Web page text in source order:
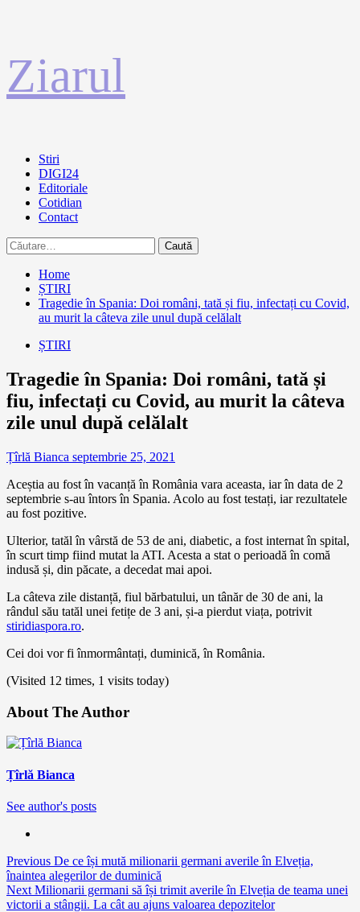
la
conținut
Ziarul
Primary
Menu
Stiri
DIGI24
Editoriale
Cotidian
Contact
Caută
după:
Home
ȘTIRI
Tragedie în Spania: Doi români, tată și fiu, infectați cu Covid,
au murit la câteva zile unul după celălalt
ȘTIRI
Tragedie în Spania: Doi români, tată și
fiu, infectați cu Covid, au murit la câteva
zile unul după celălalt
Țîrlă Bianca septembrie 25, 2021
Aceștia au fost în vacanță în România vara aceasta, iar în data de 2
septembrie s-au întors în Spania. Acolo au fost testați, iar rezultatele
au fost pozitive.
Ulterior, tatăl în vârstă de 53 de ani, diabetic, a fost internat în spital,
în scurt timp fiind mutat la ATI. Acesta a stat o perioadă în comă
indusă și, din păcate, a decedat mai apoi.
La câteva zile distanță, fiul bărbatului, un tânăr de 30 de ani, la
rândul său tatăl unei fetițe de 3 ani, și-a pierdut viața, potrivit
stiridiaspora.ro.
Cei doi vor fi înmormântați, duminică, în România.
(Visited 12 times, 1 visits today)
About The Author
Țîrlă Bianca
See author's posts
Continue
Reading
Previous De ce își mută milionarii germani averile în Elveția,
înaintea alegerilor de duminică
Next Milionarii germani să își trimit averile în Elveția de teama unei
victorii a stângii. La cât au ajuns valoarea depozitelor